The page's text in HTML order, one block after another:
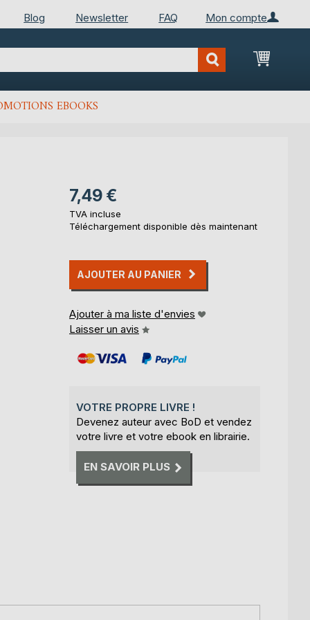
Mon compte
Blog Newsletter FAQ
Mon
EBOOKS
7,49 €
TVA incluse
Téléchargement disponible dès maintenant
AJOUTER AU PANIER
Ajouter à ma liste d'envies
Laisser un avis
VOTRE PROPRE LIVRE !
Devenez auteur avec BoD et vendez
votre livre et votre ebook en librairie.
EN SAVOIR PLUS